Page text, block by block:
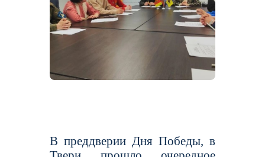
В преддверии Дня Победы, в